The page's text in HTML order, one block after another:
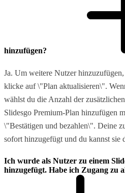
hinzufügen?
Ja. Um weitere Nutzer
klicke auf \"Plan aktualisieren\".
wählst du die Anzahl der
Slidesgo Premium-Plan hinzufügen
\"Bestätigen und bezahlen\". Deine
sofort hinzugefügt und du kannst sie
Ich wurde als Nutzer zu einem
hinzugefügt. Habe ich Zugang zu